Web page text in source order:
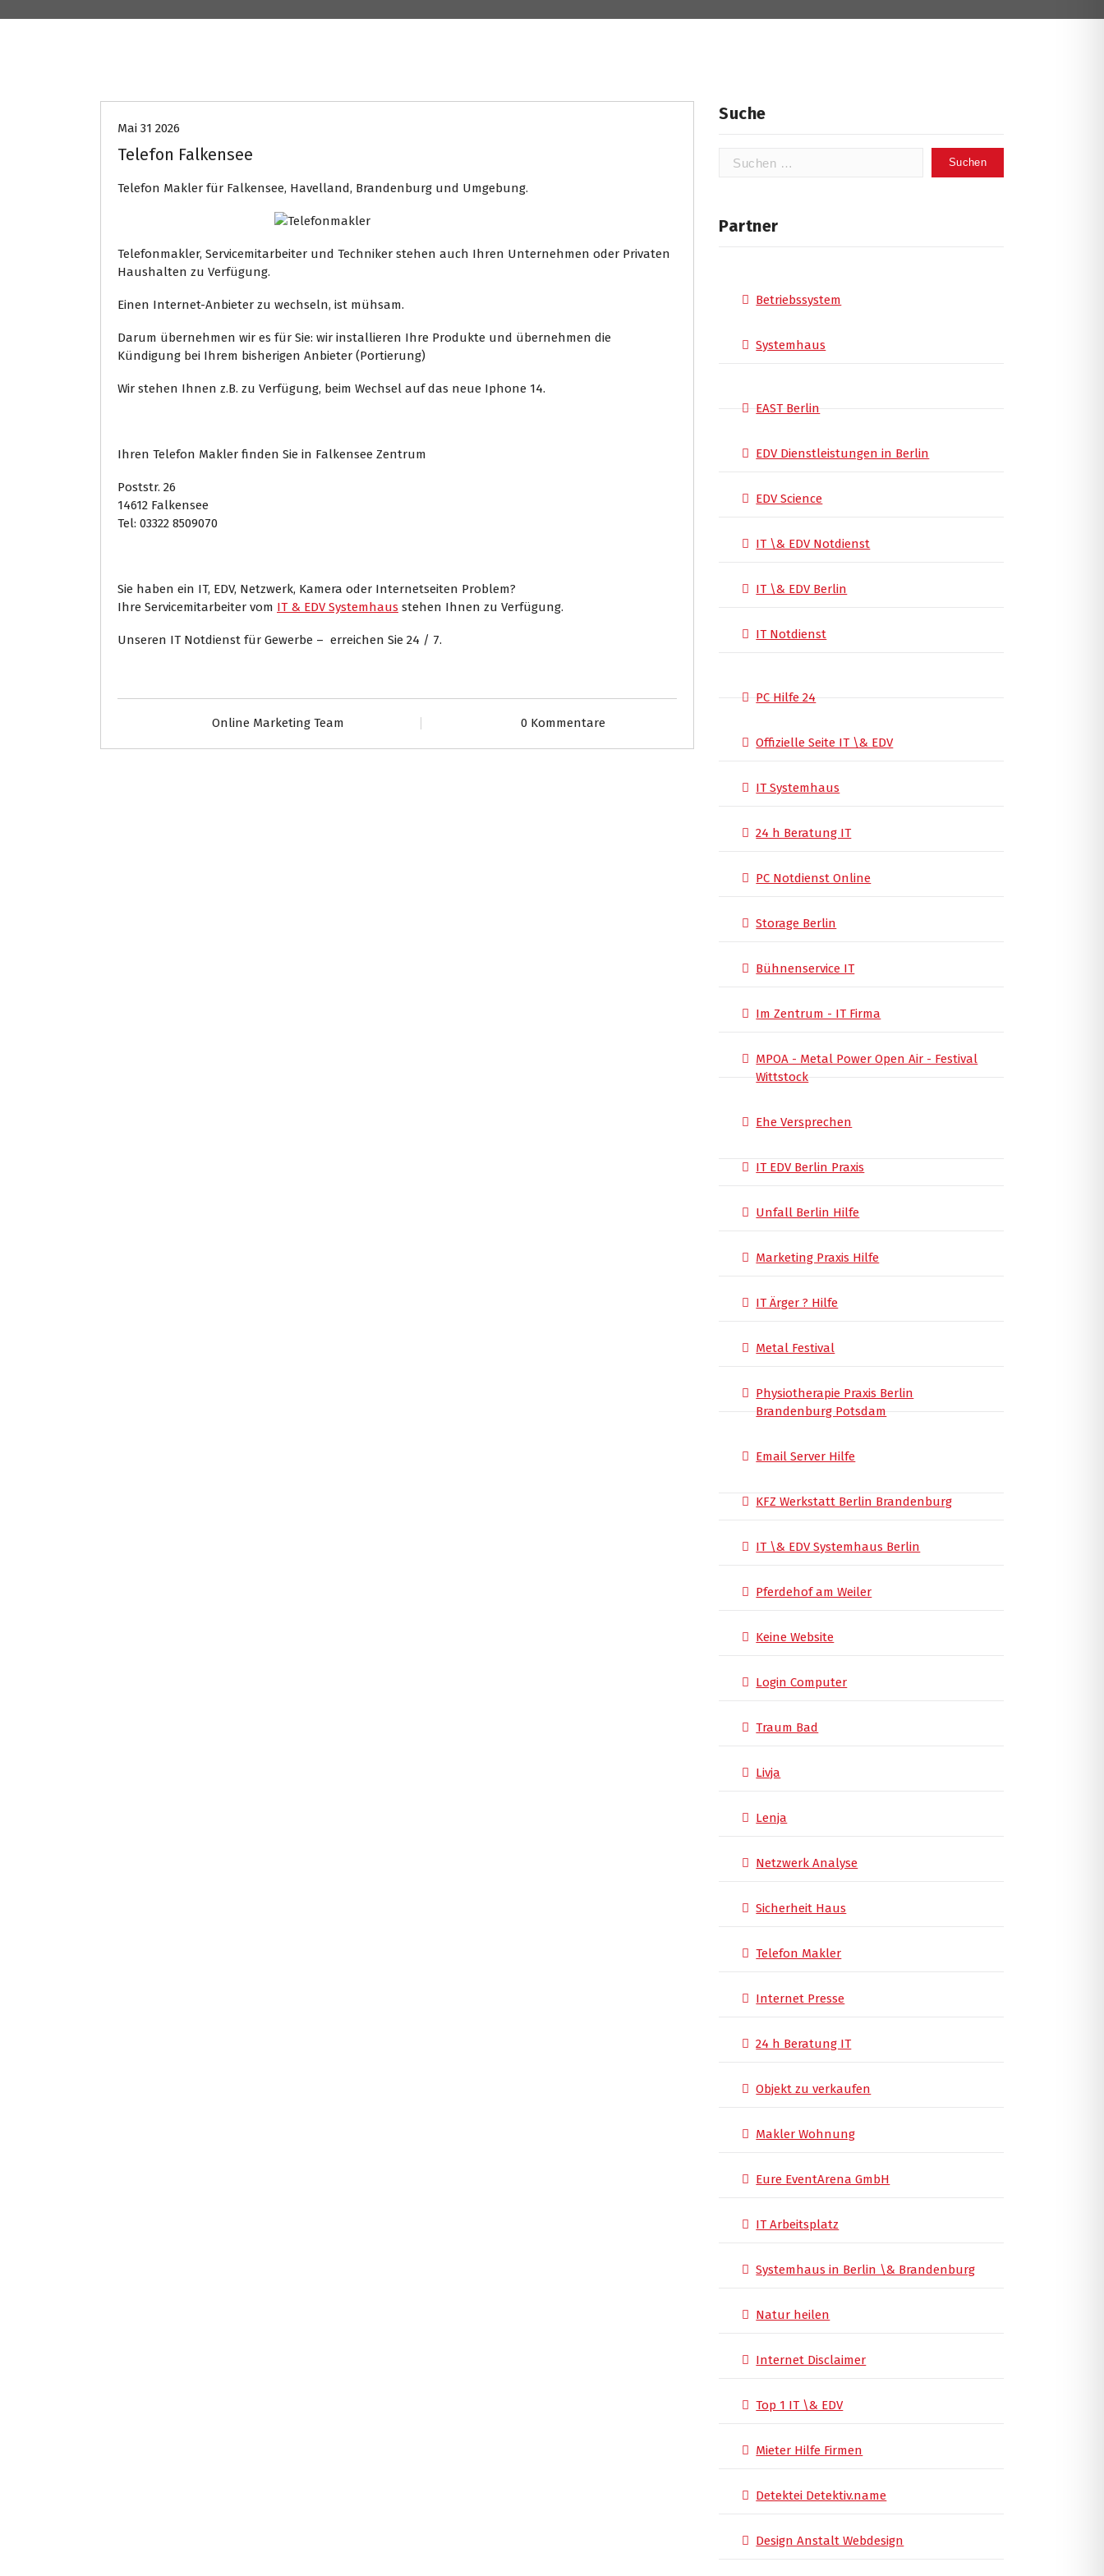
Mai 31 2026
Telefon Falkensee
Telefon Makler für Falkensee, Havelland, Brandenburg und Umgebung.
Telefonmakler, Servicemitarbeiter und Techniker stehen auch Ihren Unternehmen oder Privaten
Haushalten zu Verfügung.
Einen Internet-Anbieter zu wechseln, ist mühsam.
Darum übernehmen wir es für Sie: wir installieren Ihre Produkte und übernehmen die
Kündigung bei Ihrem bisherigen Anbieter (Portierung)
Wir stehen Ihnen z.B. zu Verfügung, beim Wechsel auf das neue Iphone 14.
Ihren Telefon Makler finden Sie in Falkensee Zentrum
Poststr. 26
14612 Falkensee
Tel: 03322 8509070
Sie haben ein IT, EDV, Netzwerk, Kamera oder Internetseiten Problem?
Ihre Servicemitarbeiter vom IT & EDV Systemhaus stehen Ihnen zu Verfügung.
Unseren IT Notdienst für Gewerbe – erreichen Sie 24 / 7.
Online Marketing Team 0 Kommentare
Suche
Suchen
Partner
Betriebssystem
Systemhaus
EAST Berlin
EDV Dienstleistungen in Berlin
EDV Science
IT \& EDV Notdienst
IT \& EDV Berlin
IT Notdienst
PC Hilfe 24
Offizielle Seite IT \& EDV
IT Systemhaus
24 h Beratung IT
PC Notdienst Online
Storage Berlin
Bühnenservice IT
Im Zentrum - IT Firma
MPOA - Metal Power Open Air - Festival
Wittstock
Ehe Versprechen
IT EDV Berlin Praxis
Unfall Berlin Hilfe
Marketing Praxis Hilfe
IT Ärger ? Hilfe
Metal Festival
Physiotherapie Praxis Berlin
Brandenburg Potsdam
Email Server Hilfe
KFZ Werkstatt Berlin Brandenburg
IT \& EDV Systemhaus Berlin
Pferdehof am Weiler
Keine Website
Login Computer
Traum Bad
Livja
Lenja
Netzwerk Analyse
Sicherheit Haus
Telefon Makler
Internet Presse
24 h Beratung IT
Objekt zu verkaufen
Makler Wohnung
Eure EventArena GmbH
IT Arbeitsplatz
Systemhaus in Berlin \& Brandenburg
Natur heilen
Internet Disclaimer
Top 1 IT \& EDV
Mieter Hilfe Firmen
Detektei Detektiv.name
Design Anstalt Webdesign